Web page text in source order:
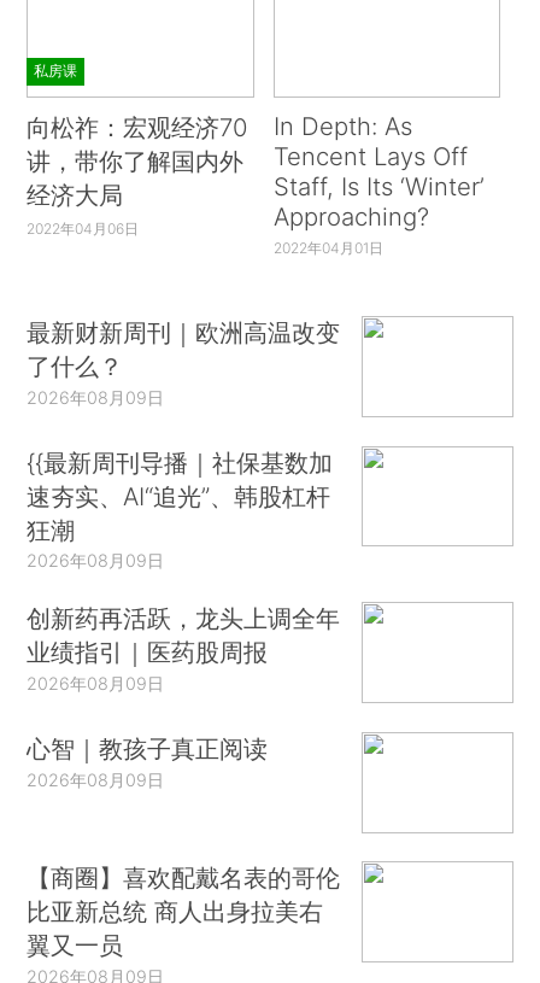
私房课
向松祚：宏观经济70
讲，带你了解国内外
经济大局
2022年04月06日
In Depth: As
Tencent Lays Off
Staff, Is Its ‘Winter’
Approaching?
2022年04月01日
最新财新周刊｜欧洲高温改变
了什么？
2026年08月09日
{{最新周刊导播｜社保基数加
速夯实、AI“追光”、韩股杠杆
狂潮
2026年08月09日
创新药再活跃，龙头上调全年
业绩指引｜医药股周报
2026年08月09日
心智｜教孩子真正阅读
2026年08月09日
【商圈】喜欢配戴名表的哥伦
比亚新总统 商人出身拉美右
翼又一员
2026年08月09日